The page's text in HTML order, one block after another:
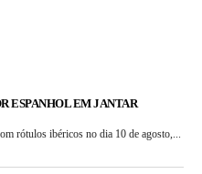
ESPANHOL EM JANTAR
rótulos ibéricos no dia 10 de agosto,...